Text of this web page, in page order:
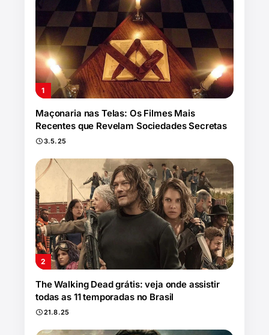
Maçonaria nas Telas: Os Filmes Mais
Recentes que Revelam Sociedades Secretas
3.5.25
The Walking Dead grátis: veja onde assistir
todas as 11 temporadas no Brasil
21.8.25